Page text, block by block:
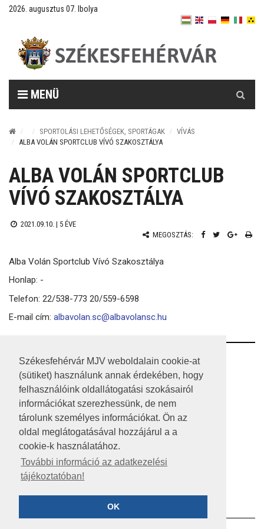
Székesfehérvár MJV weboldalain cookie-at
(sütiket) használunk annak érdekében, hogy
felhasználóink oldallátogatási szokásairól
információkat szerezhessünk, de nem
tárolunk személyes információkat. Ön az
oldal meglátogatásával hozzájárul a a
cookie-k használatához.
További információ az adatkezelési
tájékoztatóban!
OK
2026. augusztus 07. Ibolya
MENÜ
SPORTOLÁSI LEHETŐSÉGEK, SPORTÁGAK
VÍVÁS
ALBA VOLÁN SPORTCLUB VÍVÓ SZAKOSZTÁLYA
ALBA VOLÁN SPORTCLUB
VÍVÓ SZAKOSZTÁLYA
2021.09.10. | 5 ÉVE
MEGOSZTÁS:
Alba Volán Sportclub Vívó Szakosztálya
Honlap: -
Telefon: 22/538-773 20/559-6598
E-mail cím: albavolan.sc@albavolansc.hu
RSS
A HONLAP 2017.03.31-I ÁLLAPOTA
JOGI NYILATKOZAT
IMPRESSZUM
KÖZÉRDEKŰ ADATOK